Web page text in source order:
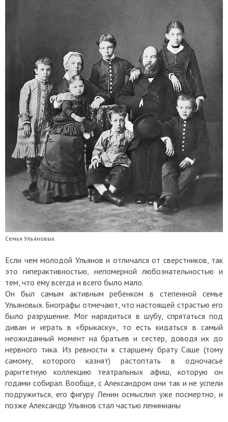
Семья Ульяновых
Если чем молодой Ульянов и отличался от сверстников, так
это гиперактивностью, непомерной любознательностью и
тем, что ему всегда и всего было мало.
Он был самым активным ребенком в степенной семье
Ульяновых. Биографы отмечают, что настоящей страстью его
было разрушение. Мог нарядиться в шубу, спрятаться под
диван и играть в «брыкаску», то есть кидаться в самый
неожиданный момент на братьев и сестер, доводя их до
нервного тика. Из ревности к старшему брату Саше (тому
самому, которого казнят) растоптать в одночасье
раритетную коллекцию театральных афиш, которую он
годами собирал. Вообще, с Александром они так и не успели
подружиться, его фигуру Ленин осмыслил уже посмертно, и
позже Александр Ульянов стал частью ленинианы